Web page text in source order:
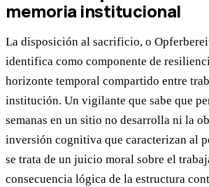
memoria institucional
La disposición al sacrificio, o
identifica como componente de
horizonte temporal compartido entre
institución. Un vigilante que sabe que
semanas en un sitio no desarrolla ni la
inversión cognitiva que caracterizan al
se trata de un juicio moral sobre el
consecuencia lógica de la estructura